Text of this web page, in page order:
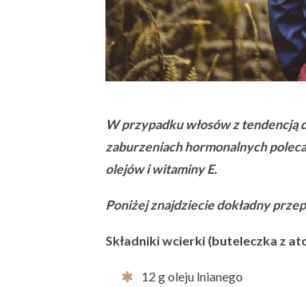
W przypadku włosów z tendencją
zaburzeniach hormonalnych
olejów i witaminy E.
Poniżej znajdziecie dokładny
Składniki wcierki (buteleczka z
12 g oleju lnianego